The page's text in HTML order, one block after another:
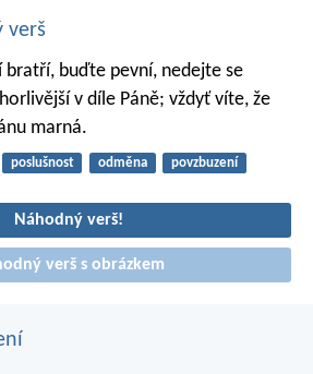
verš
buďte pevní, nedejte se
v díle Páně; vždyť víte, že
marná.
poslušnost odměna povzbuzení
Náhodný verš!
verš s obrázkem